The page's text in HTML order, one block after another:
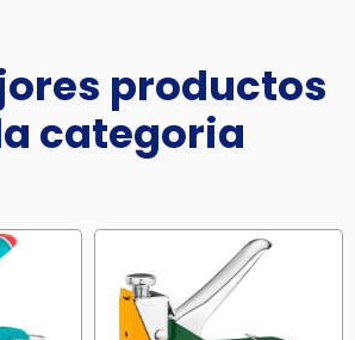
productos
categoria